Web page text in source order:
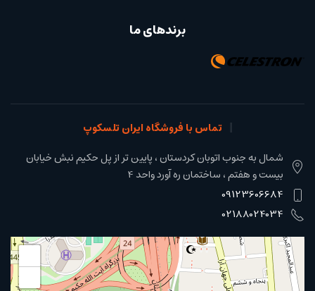
برندهای ما
تماس با فروشگاه ایران تلسکوپ
شمال به جنوب اتوبان کردستان ، پایین تر از پل حکیم نبش خیابان
بیست و هفتم ، ساختمان ره آورد واحد 4
09123606684
02188024034